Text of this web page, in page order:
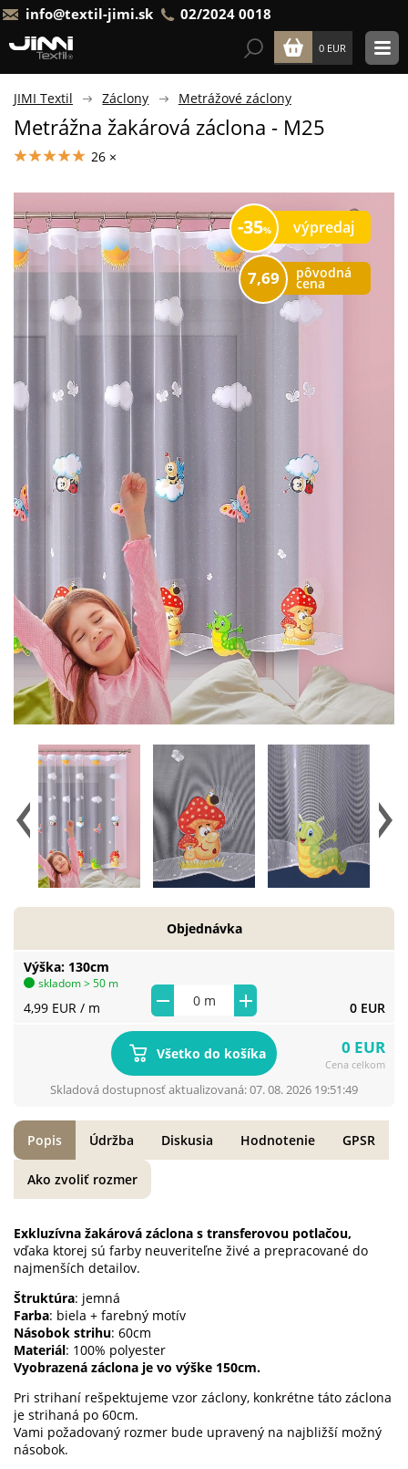
info@textil-jimi.sk 02/2024 0018
0 EUR
JIMI Textil Záclony Metrážové záclony
Metrážna žakárová záclona - M25
26 ×
výpredaj
35
pôvodná
cena
7,69
Výška 130cm
4,99 EUR / m 0 EUR
skladom > 50 m
Objednávka
Všetko do košíka 0 EUR
Cena celkom
Skladová dostupnosť aktualizovaná: 07. 08. 2026 19:51:49
Exkluzívna žakárová záclona s transferovou potlačou,
vďaka ktorej sú farby neuveriteľne živé a prepracované do
najmenších detailov.
Štruktúra: jemná
Farba: biela + farebný motív
Násobok strihu: 60cm
Materiál: 100% polyester
Vyobrazená záclona je vo výške 150cm.
Pri strihaní rešpektujeme vzor záclony, konkrétne táto záclona
je strihaná po 60cm.
Vami požadovaný rozmer bude upravený na najbližší možný
násobok.
Popis Údržba Diskusia Hodnotenie GPSR
Ako zvoliť rozmer